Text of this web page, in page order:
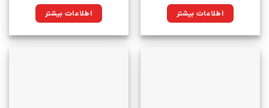
اطلاعات بیشتر اطلاعات بیشتر